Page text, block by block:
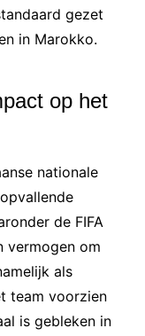
gezet
in Marokko.
op het
nationale
de FIFA
vermogen om
als
team voorzien
is gebleken in